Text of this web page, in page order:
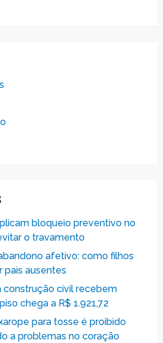
bloqueio preventivo no
o travamento
afetivo: como filhos
pais ausentes
construção civil recebem
chega a R$ 1.921,72
para tosse é proibido
a problemas no coração